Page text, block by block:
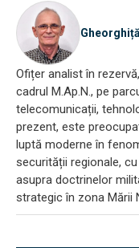
Ofițer analist în
cadrul M.Ap.N., pe
telecomunicații,
prezent, este
luptă moderne în
securității regionale,
asupra doctrinelor
strategic în zona Mării